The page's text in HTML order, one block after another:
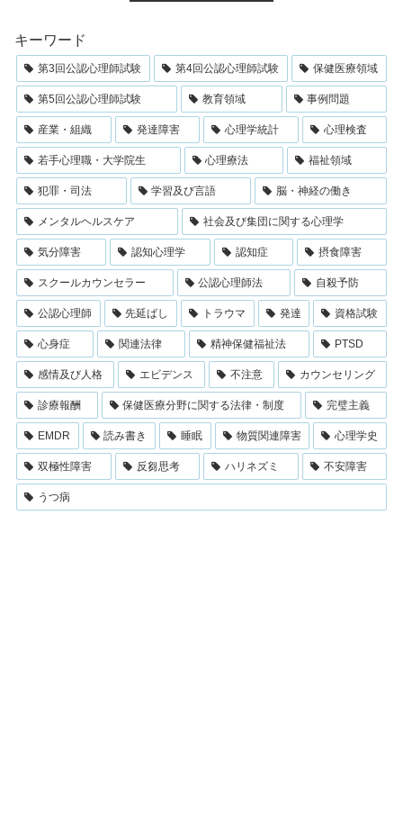
キーワード
第3回公認心理師試験 第4回公認心理師試験 保健医療領域
第5回公認心理師試験 教育領域 事例問題
産業・組織 発達障害 心理学統計 心理検査
若手心理職・大学院生 心理療法 福祉領域
犯罪・司法 学習及び言語 脳・神経の働き
メンタルヘルスケア 社会及び集団に関する心理学
気分障害 認知心理学 認知症 摂食障害
スクールカウンセラー 公認心理師法 自殺予防
公認心理師 先延ばし トラウマ 発達 資格試験
心身症 関連法律 精神保健福祉法 PTSD
感情及び人格 エビデンス 不注意 カウンセリング
診療報酬 保健医療分野に関する法律・制度 完璧主義
EMDR 読み書き 睡眠 物質関連障害 心理学史
双極性障害 反芻思考 ハリネズミ 不安障害
うつ病